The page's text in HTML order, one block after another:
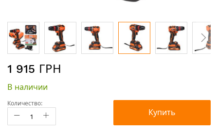
к
галереи
изображений
1 915 ГРН
В наличии
Количество:
Купить